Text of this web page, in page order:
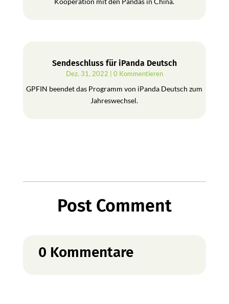
Sendeschluss für iPanda Deutsch
Dez. 31, 2022 | 0 Kommentieren
GPFIN beendet das Programm von iPanda Deutsch zum
Jahreswechsel.
Post Comment
0 Kommentare